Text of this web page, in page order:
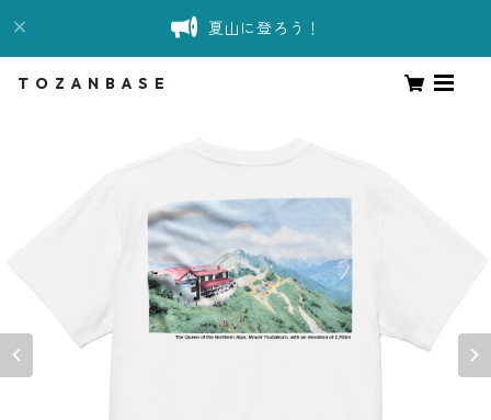
夏山に登ろう！
T O Z A N B A S E